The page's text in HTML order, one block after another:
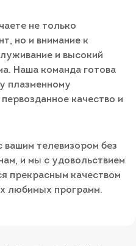
не только
но и внимание к
и высокий
Наша команда готова
плазменному
качество и
вашим телевизором без
и мы с удовольствием
прекрасным качеством
любимых программ.